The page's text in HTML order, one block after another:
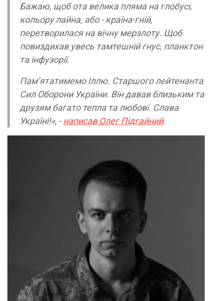
Бажаю, щоб ота велика пляма на глобусі,
кольору лайна, або - країна-гній,
перетворилася на вічну мерзлоту. Щоб
повиздихав увесь тамтешній гнус, планктон
та інфузорії.
Пам’ятатимемо Іллю. Старшого лейтенанта
Сил Оборони України. Він давав близьким та
друзям багато тепла та любові. Слава
Україні!», -написав Олег Підгайний.